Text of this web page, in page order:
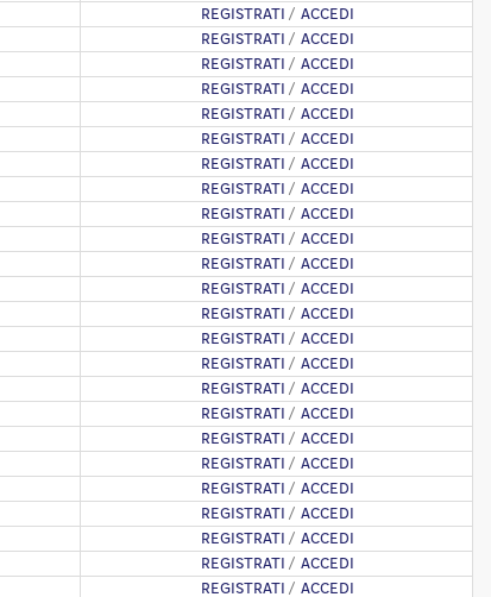
REGISTRATI / ACCEDI
REGISTRATI / ACCEDI
REGISTRATI / ACCEDI
REGISTRATI / ACCEDI
REGISTRATI / ACCEDI
REGISTRATI / ACCEDI
REGISTRATI / ACCEDI
REGISTRATI / ACCEDI
REGISTRATI / ACCEDI
REGISTRATI / ACCEDI
REGISTRATI / ACCEDI
REGISTRATI / ACCEDI
REGISTRATI / ACCEDI
REGISTRATI / ACCEDI
REGISTRATI / ACCEDI
REGISTRATI / ACCEDI
REGISTRATI / ACCEDI
REGISTRATI / ACCEDI
REGISTRATI / ACCEDI
REGISTRATI / ACCEDI
REGISTRATI / ACCEDI
REGISTRATI / ACCEDI
REGISTRATI / ACCEDI
REGISTRATI / ACCEDI